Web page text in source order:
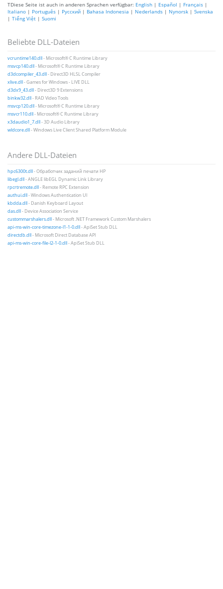
TDiese Seite ist auch in anderen Sprachen verfügbar: English | Español | Français |
Italiano | Português | Русский | Bahasa Indonesia | Nederlands | Nynorsk | Svenska
| Tiếng Việt | Suomi
Beliebte DLL-Dateien
vcruntime140.dll- Microsoft® C Runtime Library
msvcp140.dll- Microsoft® C Runtime Library
d3dcompiler_43.dll- Direct3D HLSL Compiler
xlive.dll- Games for Windows - LIVE DLL
d3dx9_43.dll- Direct3D 9 Extensions
binkw32.dll- RAD Video Tools
msvcp120.dll- Microsoft® C Runtime Library
msvcr110.dll- Microsoft® C Runtime Library
x3daudio1_7.dll- 3D Audio Library
wldcore.dll- Windows Live Client Shared Platform Module
Andere DLL-Dateien
hpc6300t.dll- Обработчик заданий печати HP
libegl.dll- ANGLE libEGL Dynamic Link Library
rpcrtremote.dll- Remote RPC Extension
authui.dll- Windows Authentication UI
kbdda.dll- Danish Keyboard Layout
das.dll- Device Association Service
custommarshalers.dll- Microsoft .NET Framework Custom Marshalers
api-ms-win-core-timezone-l1-1-0.dll- ApiSet Stub DLL
directdb.dll- Microsoft Direct Database API
api-ms-win-core-file-l2-1-0.dll- ApiSet Stub DLL